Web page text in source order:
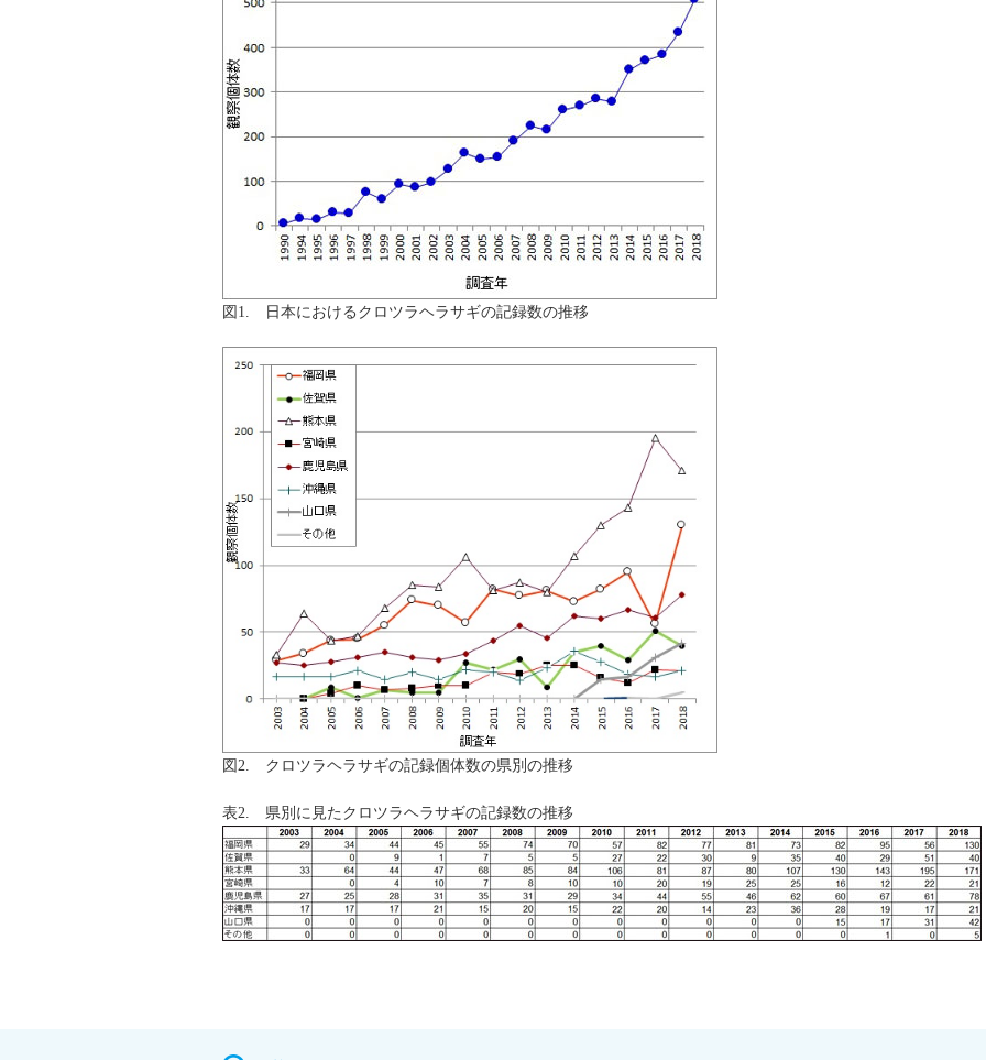
図1. 日本におけるクロツラヘラサギの記録数の推移
図2. クロツラヘラサギの記録個体数の県別の推移
表2. 県別に見たクロツラヘラサギの記録数の推移